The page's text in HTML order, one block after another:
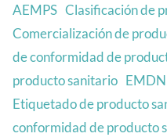
AEMPS Clasificación de
Comercialización de
de conformidad de
producto sanitario
Etiquetado de producto
conformidad de producto